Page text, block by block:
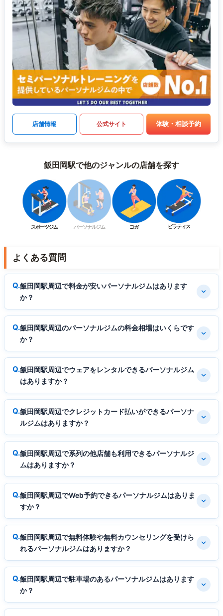
店舗情報 公式サイト 体験・相談予約
飯田岡駅で他のジャンルの店舗を探す
スポーツジム パーソナルジム ヨガ ピラティス
よくある質問
飯田岡駅周辺で料金が安いパーソナルジムはあります
か？
飯田岡駅周辺のパーソナルジムの料金相場はいくらです
か？
飯田岡駅周辺でウェアをレンタルできるパーソナルジム
はありますか？
飯田岡駅周辺でクレジットカード払いができるパーソナ
ルジムはありますか？
飯田岡駅周辺で系列の他店舗も利用できるパーソナルジ
ムはありますか？
飯田岡駅周辺でWeb予約できるパーソナルジムはありま
すか？
飯田岡駅周辺で無料体験や無料カウンセリングを受けら
れるパーソナルジムはありますか？
飯田岡駅周辺で駐車場のあるパーソナルジムはあります
か？